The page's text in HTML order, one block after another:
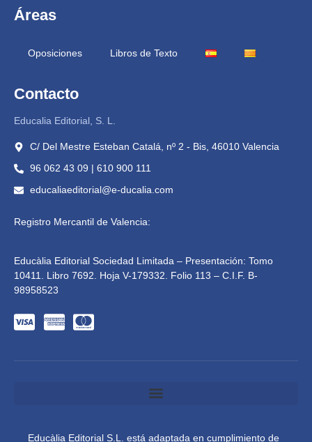
Áreas
Oposiciones Libros de Texto
Contacto
Educalia Editorial, S. L.
C/ Del Mestre Esteban Catalá, nº 2 - Bis, 46010 Valencia
96 062 43 09 | 610 900 111
educaliaeditorial@e-ducalia.com
Registro Mercantil de Valencia:
Educàlia Editorial Sociedad Limitada – Presentación: Tomo
10411. Libro 7692. Hoja V-179332. Folio 113 – C.I.F. B-
98958523
Educàlia Editorial S.L. está adaptada en cumplimiento de